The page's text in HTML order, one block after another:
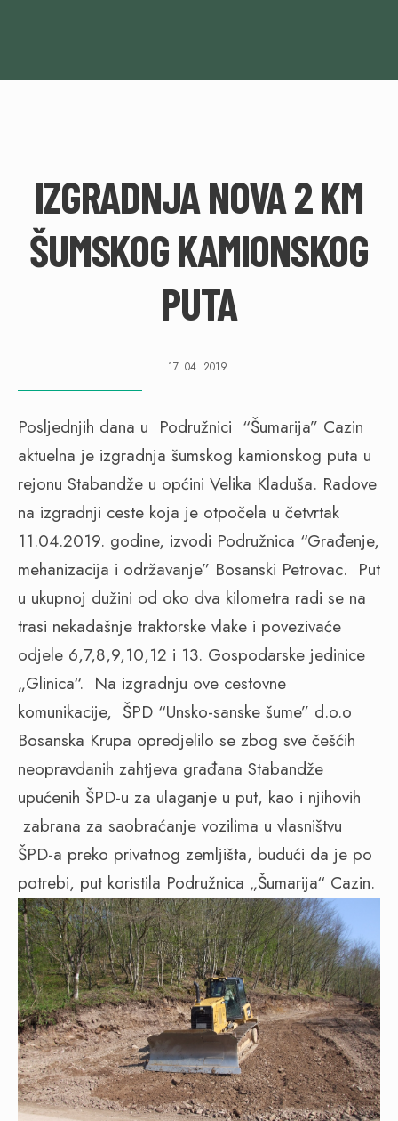
IZGRADNJA NOVA 2 KM
ŠUMSKOG KAMIONSKOG
PUTA
17. 04. 2019.
Posljednjih dana u Podružnici “Šumarija” Cazin
aktuelna je izgradnja šumskog kamionskog puta u
rejonu Stabandže u općini Velika Kladuša. Radove
na izgradnji ceste koja je otpočela u četvrtak
11.04.2019. godine, izvodi Podružnica “Građenje,
mehanizacija i održavanje” Bosanski Petrovac. Put
u ukupnoj dužini od oko dva kilometra radi se na
trasi nekadašnje traktorske vlake i povezivaće
odjele 6,7,8,9,10,12 i 13. Gospodarske jedinice
„Glinica“. Na izgradnju ove cestovne
komunikacije, ŠPD “Unsko-sanske šume” d.o.o
Bosanska Krupa opredjelilo se zbog sve češćih
neopravdanih zahtjeva građana Stabandže
upućenih ŠPD-u za ulaganje u put, kao i njihovih
zabrana za saobraćanje vozilima u vlasništvu
ŠPD-a preko privatnog zemljišta, budući da je po
potrebi, put koristila Podružnica „Šumarija“ Cazin.